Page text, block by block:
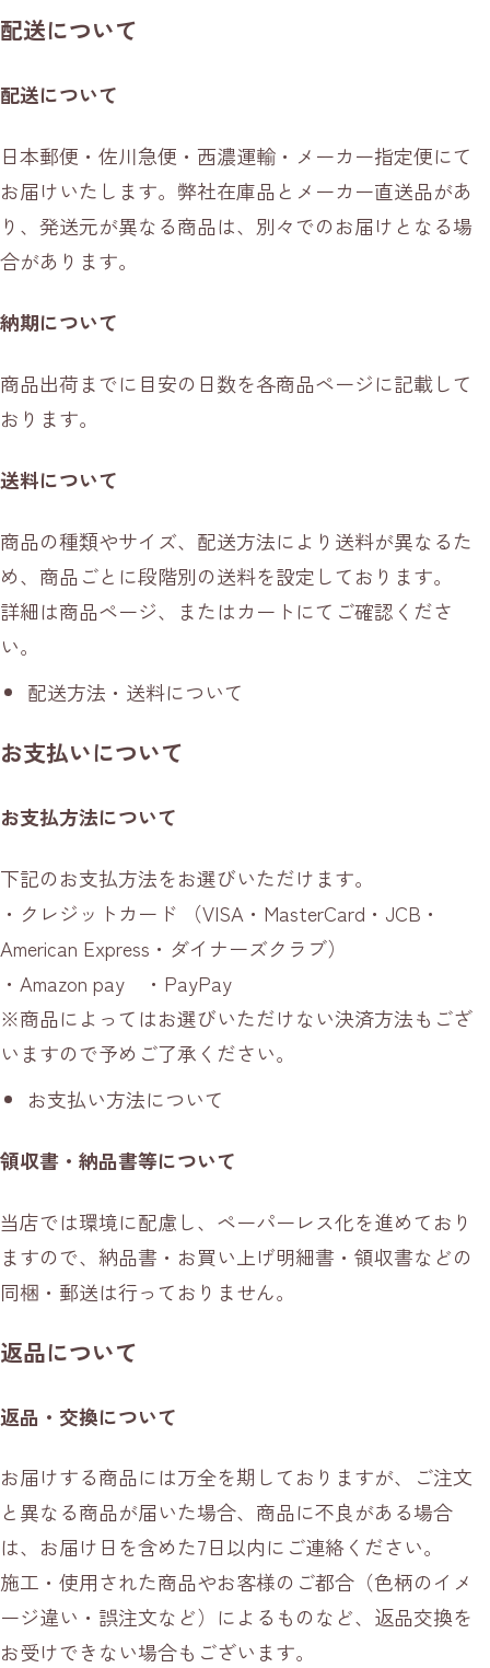
配送について
配送について
日本郵便・佐川急便・西濃運輸・メーカー指定便にて
お届けいたします。弊社在庫品とメーカー直送品があ
り、発送元が異なる商品は、別々でのお届けとなる場
合があります。
納期について
商品出荷までに目安の日数を各商品ページに記載して
おります。
送料について
商品の種類やサイズ、配送方法により送料が異なるた
め、商品ごとに段階別の送料を設定しております。
詳細は商品ページ、またはカートにてご確認くださ
い。
配送方法・送料について
お支払いについて
お支払方法について
下記のお支払方法をお選びいただけます。
・クレジットカード （VISA・MasterCard・JCB・
American Express・ダイナーズクラブ）
・Amazon pay ・PayPay
※商品によってはお選びいただけない決済方法もござ
いますので予めご了承ください。
お支払い方法について
領収書・納品書等について
当店では環境に配慮し、ペーパーレス化を進めており
ますので、納品書・お買い上げ明細書・領収書などの
同梱・郵送は行っておりません。
返品について
返品・交換について
お届けする商品には万全を期しておりますが、ご注文
と異なる商品が届いた場合、商品に不良がある場合
は、お届け日を含めた7日以内にご連絡ください。
施工・使用された商品やお客様のご都合（色柄のイメ
ージ違い・誤注文など）によるものなど、返品交換を
お受けできない場合もございます。